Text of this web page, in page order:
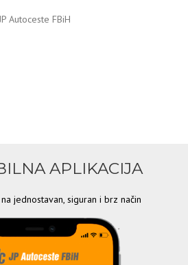
Autoceste FBiH
APLIKACIJA
jednostavan, siguran i brz način